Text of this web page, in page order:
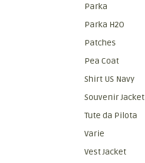
Parka
Parka H2O
Patches
Pea Coat
Shirt US Navy
Souvenir Jacket
Tute da Pilota
Varie
Vest Jacket